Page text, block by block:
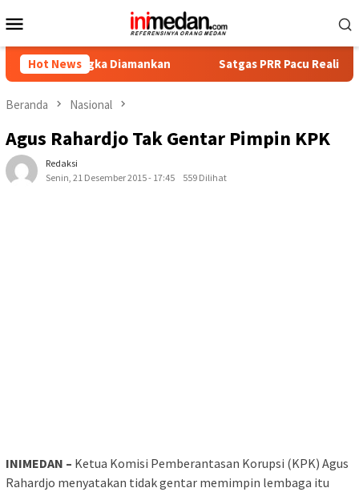
ke
Mobile
Hot News
Diamankan Satgas PRR Pacu Realisasi
Beranda Nasional
Agus Rahardjo Tak Gentar Pimpin KPK
Redaksi
Senin, 21 Desember 2015 - 17:45
559 Dilihat
INIMEDAN – Ketua Komisi Pemberantasan Korupsi (KPK) Agus
Rahardjo menyatakan tidak gentar memimpin lembaga itu